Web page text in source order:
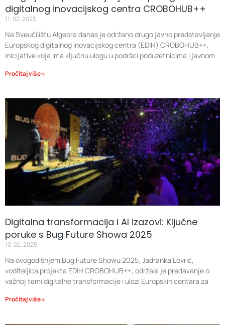
digitalnog inovacijskog centra CROBOHUB++
11. 02. 2025.
Na Sveučilištu Algebra danas je održano drugo javno predstavljanje
Europskog digitalnog inovacijskog centra (EDIH) CROBOHUB++,
inicijative koja ima ključnu ulogu u podršci poduzetnicima i javnom
Pročitaj više »
Digitalna transformacija i AI izazovi: Ključne
poruke s Bug Future Showa 2025
10. 02. 2025.
Na ovogodišnjem Bug Future Showu 2025, Jadranka Lovrić,
voditeljica projekta EDIH CROBOHUB++, održala je predavanje o
važnoj temi digitalne transformacije i ulozi Europskih centara za
Pročitaj više »